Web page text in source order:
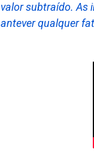
valor subtraído. As
antever qualquer